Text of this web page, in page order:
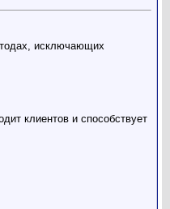
исключающих
клиентов и способствует